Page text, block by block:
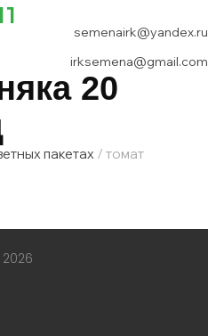
semenairk@yandex.ru
irksemena@gmail.com
20
пакетах / томат